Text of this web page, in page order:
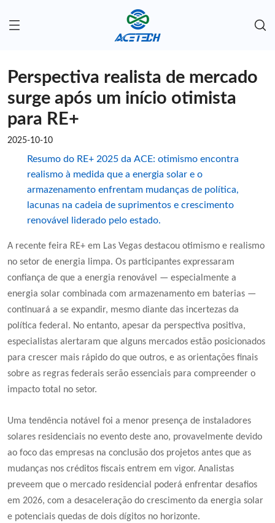
Perspectiva realista de mercado
surge após um início otimista
para RE+
2025-10-10
Resumo do RE+ 2025 da ACE: otimismo encontra
realismo à medida que a energia solar e o
armazenamento enfrentam mudanças de política,
lacunas na cadeia de suprimentos e crescimento
renovável liderado pelo estado.
A recente feira RE+ em Las Vegas destacou otimismo e realismo
no setor de energia limpa. Os participantes expressaram
confiança de que a energia renovável — especialmente a
energia solar combinada com armazenamento em baterias —
continuará a se expandir, mesmo diante das incertezas da
política federal. No entanto, apesar da perspectiva positiva,
especialistas alertaram que alguns mercados estão posicionados
para crescer mais rápido do que outros, e as orientações finais
sobre as regras federais serão essenciais para compreender o
impacto total no setor.
Uma tendência notável foi a menor presença de instaladores
solares residenciais no evento deste ano, provavelmente devido
ao foco das empresas na conclusão dos projetos antes que as
mudanças nos créditos fiscais entrem em vigor. Analistas
preveem que o mercado residencial poderá enfrentar desafios
em 2026, com a desaceleração do crescimento da energia solar
e potenciais quedas de dois dígitos no horizonte.